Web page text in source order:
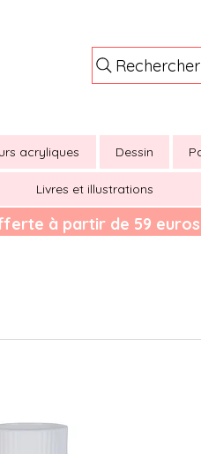
Rechercher
acryliques Dessin
Livres et illustrations
à partir de 59